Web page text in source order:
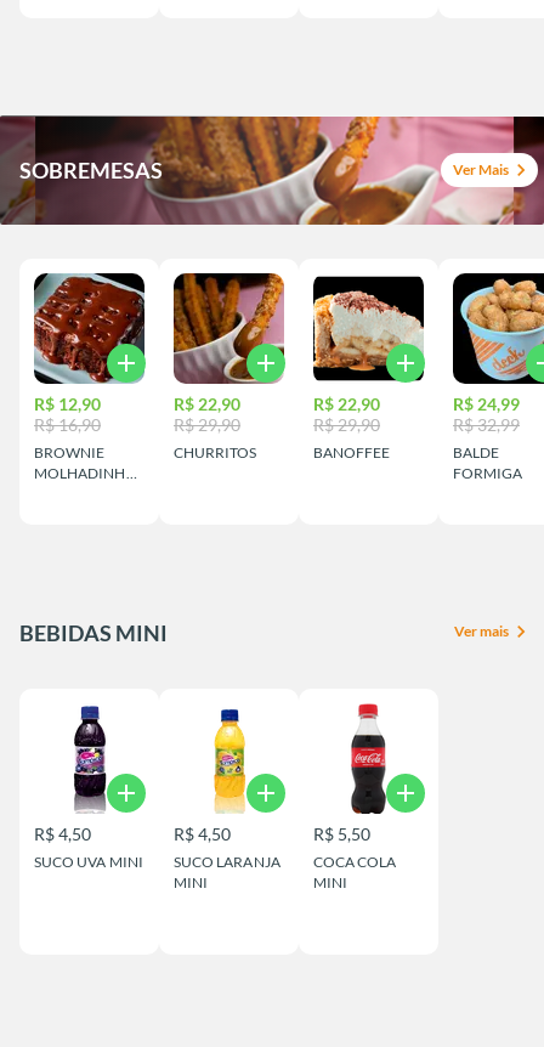
SOBREMESAS Ver Mais chevron_right
BROWNIE
MOLHADINHO
R$ 12,90
R$ 16,90
add
CHURRITOS
R$ 22,90
R$ 29,90
add
BANOFFEE
R$ 22,90
R$ 29,90
add
BALDE
FORMIGA
R$ 24,99
R$ 32,99
BEBIDAS MINI Ver mais chevron_right
SUCO UVA MINI
R$ 4,50
add
SUCO LARANJA
MINI
R$ 4,50
add
COCA COLA
MINI
R$ 5,50
add